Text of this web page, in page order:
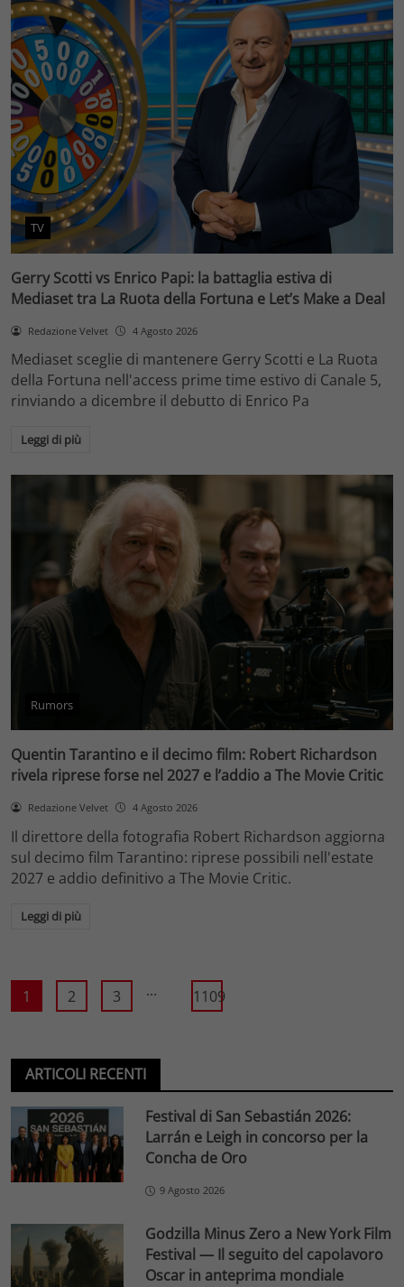
TV
Gerry Scotti vs Enrico Papi: la battaglia estiva di
Mediaset tra La Ruota della Fortuna e Let’s Make a Deal
Redazione Velvet 4 Agosto 2026
Mediaset sceglie di mantenere Gerry Scotti e La Ruota
della Fortuna nell'access prime time estivo di Canale 5,
rinviando a dicembre il debutto di Enrico Pa
Leggi di più
Rumors
Quentin Tarantino e il decimo film: Robert Richardson
rivela riprese forse nel 2027 e l’addio a The Movie Critic
Redazione Velvet 4 Agosto 2026
Il direttore della fotografia Robert Richardson aggiorna
sul decimo film Tarantino: riprese possibili nell'estate
2027 e addio definitivo a The Movie Critic.
Leggi di più
1 2 3 ... 1109
ARTICOLI RECENTI
Festival di San Sebastián 2026:
Larrán e Leigh in concorso per la
Concha de Oro
9 Agosto 2026
Godzilla Minus Zero a New York Film
Festival — Il seguito del capolavoro
Oscar in anteprima mondiale